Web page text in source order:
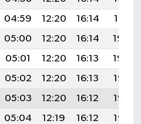
04:59 12:20 16:14
19:31
05:00 12:20 16:14
19:30
05:01 12:20 16:13
19:29
05:02 12:20 16:13
19:28
05:03 12:20 16:12
19:26
05:04 12:19 16:12
19:25